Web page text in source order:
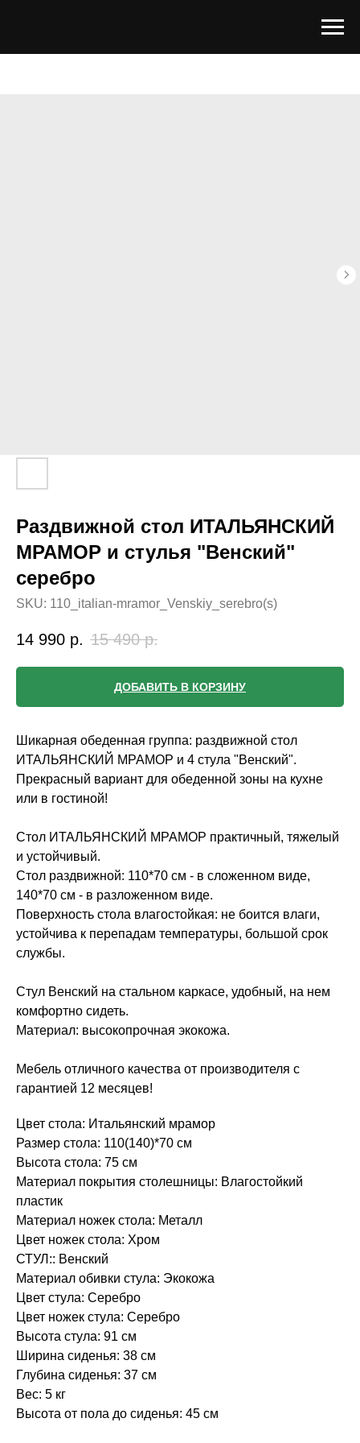
Раздвижной стол ИТАЛЬЯНСКИЙ
МРАМОР и стулья "Венский"
серебро
SKU: 110_italian-mramor_Venskiy_serebro(s)
14 990 р. 15 490 р.
ДОБАВИТЬ В КОРЗИНУ
Шикарная обеденная группа: раздвижной стол
ИТАЛЬЯНСКИЙ МРАМОР и 4 стула "Венский".
Прекрасный вариант для обеденной зоны на кухне
или в гостиной!
Стол ИТАЛЬЯНСКИЙ МРАМОР практичный, тяжелый
и устойчивый.
Стол раздвижной: 110*70 см - в сложенном виде,
140*70 см - в разложенном виде.
Поверхность стола влагостойкая: не боится влаги,
устойчива к перепадам температуры, большой срок
службы.
Стул Венский на стальном каркасе, удобный, на нем
комфортно сидеть.
Материал: высокопрочная экокожа.
Мебель отличного качества от производителя с
гарантией 12 месяцев!
Цвет стола: Итальянский мрамор
Размер стола: 110(140)*70 см
Высота стола: 75 см
Материал покрытия столешницы: Влагостойкий
пластик
Материал ножек стола: Металл
Цвет ножек стола: Хром
СТУЛ:: Венский
Материал обивки стула: Экокожа
Цвет стула: Серебро
Цвет ножек стула: Серебро
Высота стула: 91 см
Ширина сиденья: 38 см
Глубина сиденья: 37 см
Вес: 5 кг
Высота от пола до сиденья: 45 см